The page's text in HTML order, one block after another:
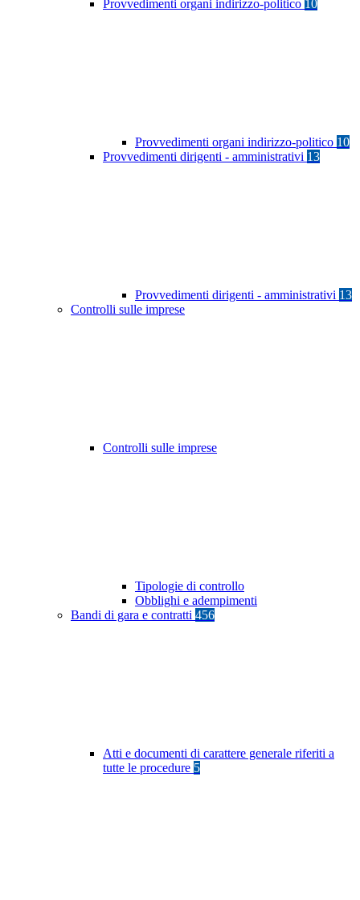
Provvedimenti organi indirizzo-politico 10
Provvedimenti organi indirizzo-politico 10
Provvedimenti dirigenti - amministrativi 13
Provvedimenti dirigenti - amministrativi 13
Controlli sulle imprese
Controlli sulle imprese
Tipologie di controllo
Obblighi e adempimenti
Bandi di gara e contratti 456
Atti e documenti di carattere generale riferiti a
tutte le procedure 5